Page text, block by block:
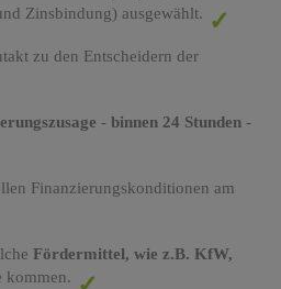
Zinsbindung) ausgewählt.
zu den Entscheidern der
- binnen 24 Stunden-
Finanzierungskonditionen am
Fördermittel, wie z.B. KfW,
kommen.